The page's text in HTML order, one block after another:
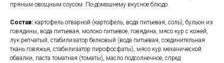
пряным овощным соусом. По-домашнему вкусное блюдо.
Состав: картофель отварной (картофель, вода питьевая, соль), бульон из
говядины, вода питьевая, молоко питьевое, говядина, мясо кур с кожей,
лук репчатый, стабилизатор белковый (вода питьевая, соединительная
ткань говяжья, стабилизатор пирофосфаты), мясо кур механической
обвалки, паста томатная (томаты), масло подсолнечное, спред